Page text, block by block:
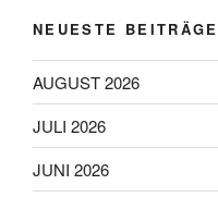
NEUESTE BEITRÄGE
AUGUST 2026
JULI 2026
JUNI 2026